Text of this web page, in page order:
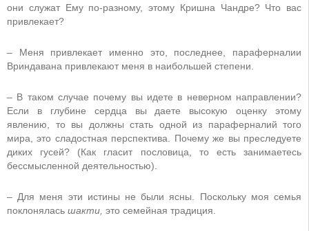
они служат Ему по-разному, этому Кришна Чандре? Что вас
привлекает?
– Меня привлекает именно это, последнее, параферналии
Вриндавана привлекают меня в наибольшей степени.
– В таком случае почему вы идете в неверном направлении?
Если в глубине сердца вы даете высокую оценку этому
явлению, то вы должны стать одной из параферналий того
мира, это сладостная перспектива. Почему же вы преследуете
диких гусей? (Как гласит пословица, то есть занимаетесь
бессмысленной деятельностью).
– Для меня эти истины не были ясны. Поскольку моя семья
поклонялась шакти, это семейная традиция.